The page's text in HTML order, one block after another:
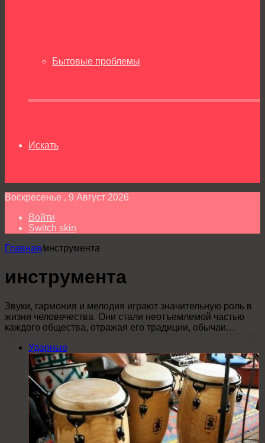
Бытовые проблемы
Искать
Воскресенье , 9 Август 2026
Войти
Switch skin
Главная/инструмента
инструмента
Звуки, гармония и мелодия играют значительную роль в
жизни человечества. Они стали неотъемлемой частью
каждого общества, отражая его традиции, обычаи…
Ударные